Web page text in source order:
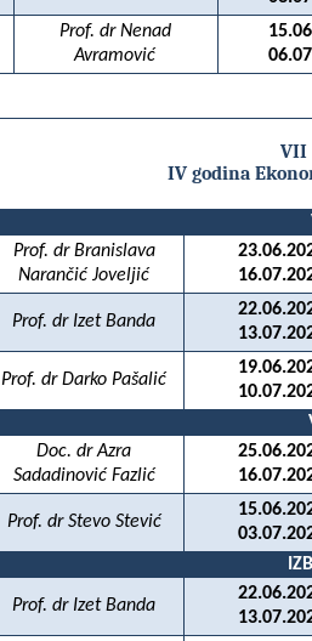
Prof. dr Nenad
Avramović
VII
IV godina
Prof. dr Branislava
Narančić Joveljić
Prof. dr Izet Banda
Prof. dr Darko Pašalić
Doc. dr Azra
Sadadinović Fazlić
Prof. dr Stevo Stević
Prof. dr Izet Banda